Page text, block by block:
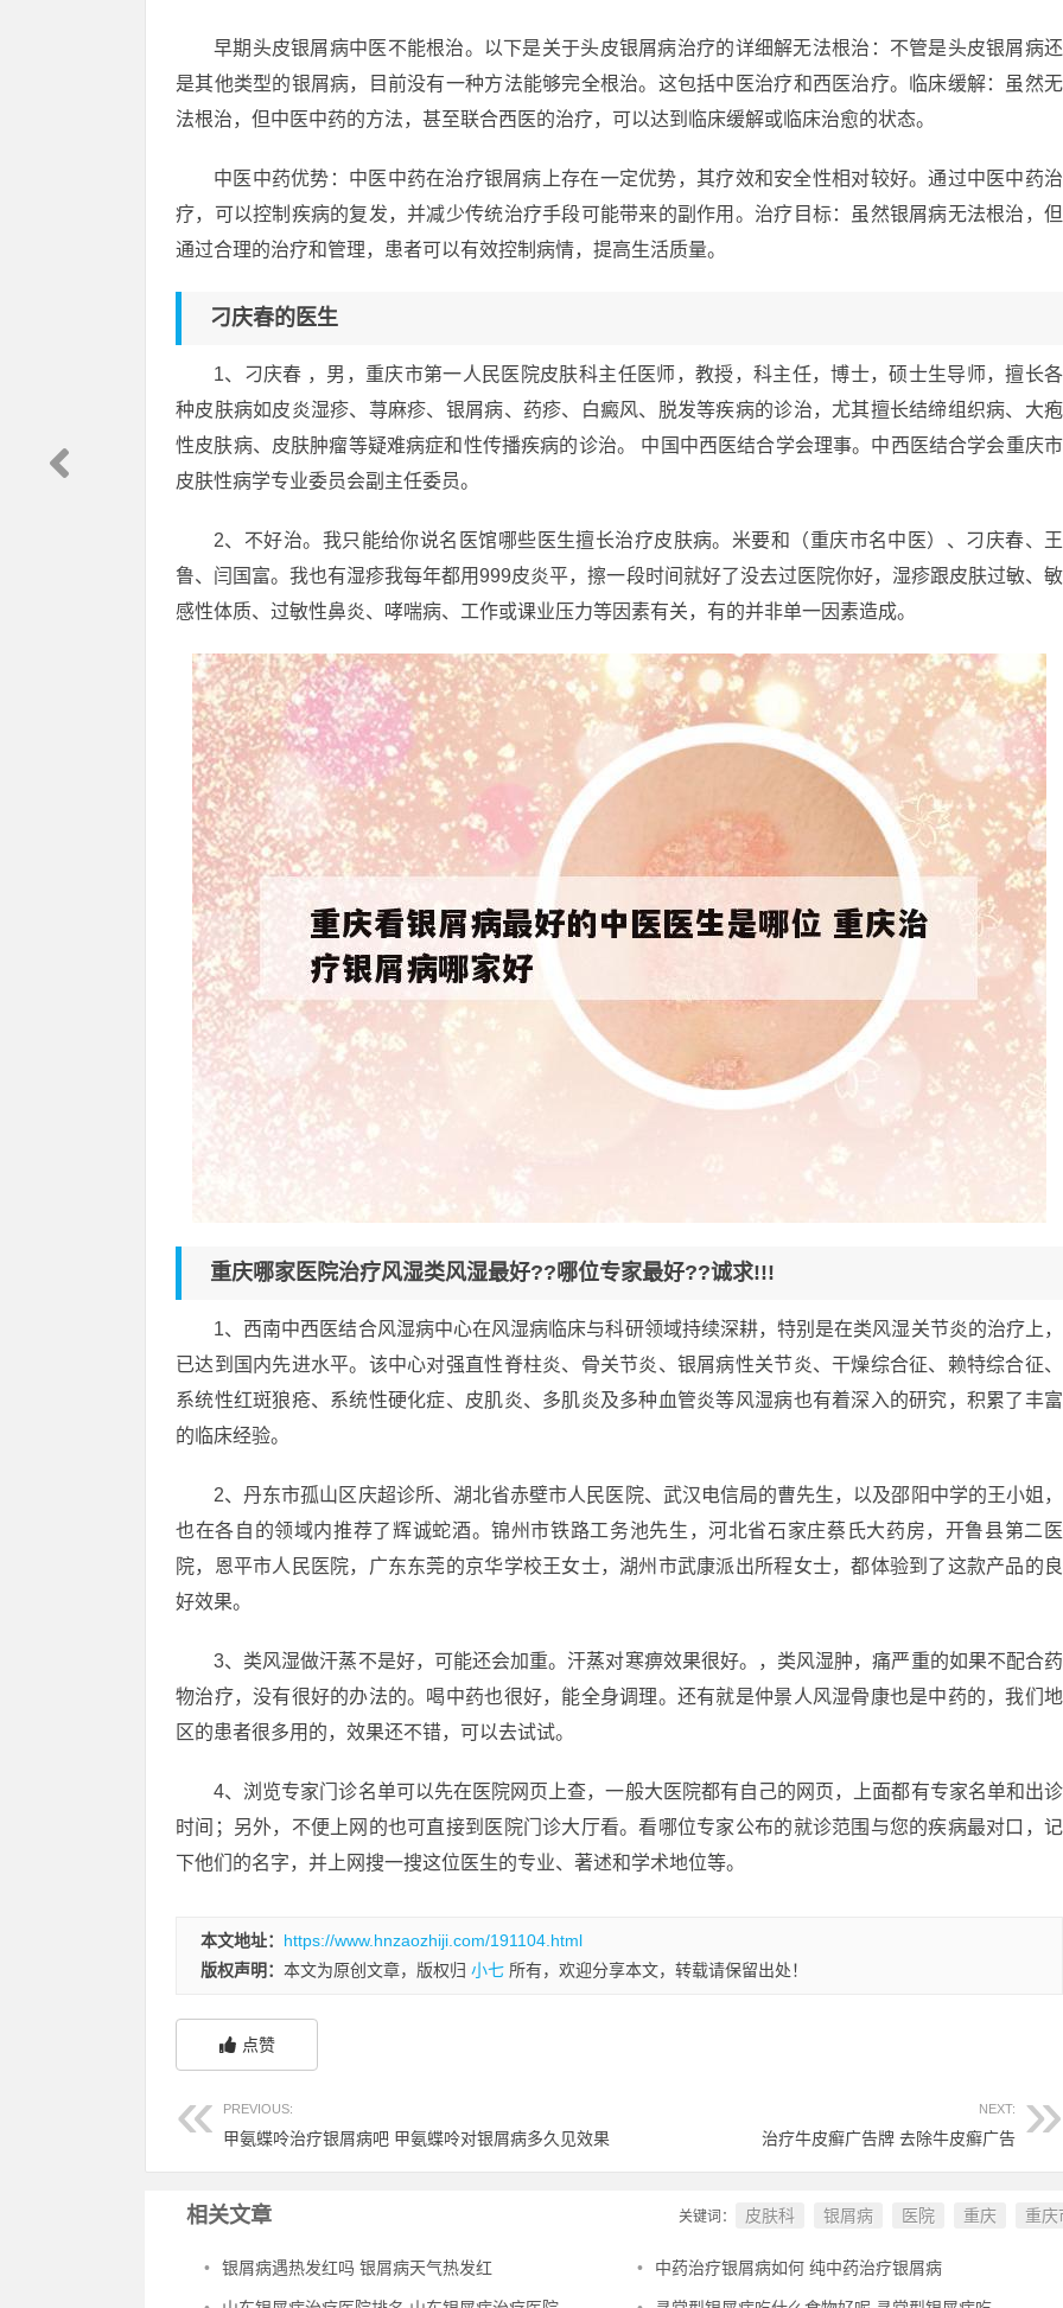
早期头皮银屑病中医不能根治。以下是关于头皮银屑病治疗的详细解无法根治：不管是头皮银屑病还
是其他类型的银屑病，目前没有一种方法能够完全根治。这包括中医治疗和西医治疗。临床缓解：虽然无
法根治，但中医中药的方法，甚至联合西医的治疗，可以达到临床缓解或临床治愈的状态。
中医中药优势：中医中药在治疗银屑病上存在一定优势，其疗效和安全性相对较好。通过中医中药治
疗，可以控制疾病的复发，并减少传统治疗手段可能带来的副作用。治疗目标：虽然银屑病无法根治，但
通过合理的治疗和管理，患者可以有效控制病情，提高生活质量。
刁庆春的医生
1、刁庆春 ，男，重庆市第一人民医院皮肤科主任医师，教授，科主任，博士，硕士生导师，擅长各
种皮肤病如皮炎湿疹、荨麻疹、银屑病、药疹、白癜风、脱发等疾病的诊治，尤其擅长结缔组织病、大疱
性皮肤病、皮肤肿瘤等疑难病症和性传播疾病的诊治。 中国中西医结合学会理事。中西医结合学会重庆市
皮肤性病学专业委员会副主任委员。
2、不好治。我只能给你说名医馆哪些医生擅长治疗皮肤病。米要和（重庆市名中医）、刁庆春、王
鲁、闫国富。我也有湿疹我每年都用999皮炎平，擦一段时间就好了没去过医院你好，湿疹跟皮肤过敏、敏
感性体质、过敏性鼻炎、哮喘病、工作或课业压力等因素有关，有的并非单一因素造成。
重庆哪家医院治疗风湿类风湿最好??哪位专家最好??诚求!!!
1、西南中西医结合风湿病中心在风湿病临床与科研领域持续深耕，特别是在类风湿关节炎的治疗上，
已达到国内先进水平。该中心对强直性脊柱炎、骨关节炎、银屑病性关节炎、干燥综合征、赖特综合征、
系统性红斑狼疮、系统性硬化症、皮肌炎、多肌炎及多种血管炎等风湿病也有着深入的研究，积累了丰富
的临床经验。
2、丹东市孤山区庆超诊所、湖北省赤壁市人民医院、武汉电信局的曹先生，以及邵阳中学的王小姐，
也在各自的领域内推荐了辉诚蛇酒。锦州市铁路工务池先生，河北省石家庄蔡氏大药房，开鲁县第二医
院，恩平市人民医院，广东东莞的京华学校王女士，湖州市武康派出所程女士，都体验到了这款产品的良
好效果。
3、类风湿做汗蒸不是好，可能还会加重。汗蒸对寒痹效果很好。，类风湿肿，痛严重的如果不配合药
物治疗，没有很好的办法的。喝中药也很好，能全身调理。还有就是仲景人风湿骨康也是中药的，我们地
区的患者很多用的，效果还不错，可以去试试。
4、浏览专家门诊名单可以先在医院网页上查，一般大医院都有自己的网页，上面都有专家名单和出诊
时间；另外，不便上网的也可直接到医院门诊大厅看。看哪位专家公布的就诊范围与您的疾病最对口，记
下他们的名字，并上网搜一搜这位医生的专业、著述和学术地位等。
本文地址： https://www.hnzaozhiji.com/191104.html
版权声明： 本文为原创文章，版权归 小七 所有，欢迎分享本文，转载请保留出处！
点赞
PREVIOUS:
甲氨蝶呤治疗银屑病吧 甲氨蝶呤对银屑病多久见效果
NEXT:
治疗牛皮癣广告牌 去除牛皮癣广告
相关文章 关键词： 皮肤科 银屑病 医院 重庆 重庆
• 银屑病遇热发红吗 银屑病天气热发红 • 中药治疗银屑病如何 纯中药治疗银屑病